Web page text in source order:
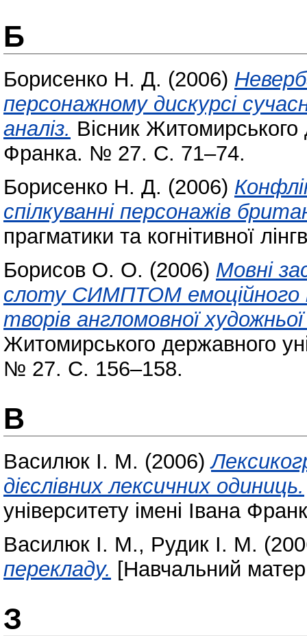
Б
Борисенко Н. Д. (2006)
персонажному дискурсі
аналіз. Вісник Житомирського
Франка. № 27. С. 71–74.
Борисенко Н. Д. (2006)
спілкуванні персонажів
прагматики та когнітивної
Борисов О. О. (2006) Мовні
слоту СИМПТОМ емоційного
творів англомовної
Житомирського державного
№ 27. С. 156–158.
В
Василюк І. М. (2006)
дієслівних лексичних одиниць.
університету імені Івана
Василюк І. М., Рудик І. М.
перекладу. [Навчальний
З